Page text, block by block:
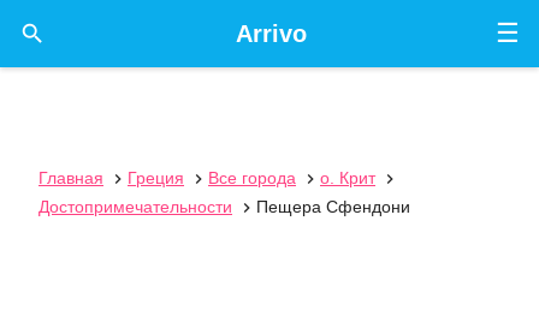
☰
Arrivo

Главная  Греция  Все города  о. Крит

Достопримечательности
 Пещера Сфендони